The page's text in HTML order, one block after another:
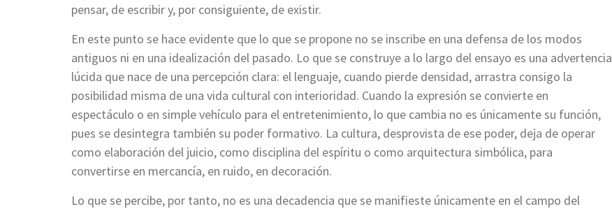
pensar, de escribir y, por consiguiente, de existir.
En este punto se hace evidente que lo que se propone no se inscribe en una defensa de los modos
antiguos ni en una idealización del pasado. Lo que se construye a lo largo del ensayo es una advertencia
lúcida que nace de una percepción clara: el lenguaje, cuando pierde densidad, arrastra consigo la
posibilidad misma de una vida cultural con interioridad. Cuando la expresión se convierte en
espectáculo o en simple vehículo para el entretenimiento, lo que cambia no es únicamente su función,
pues se desintegra también su poder formativo. La cultura, desprovista de ese poder, deja de operar
como elaboración del juicio, como disciplina del espíritu o como arquitectura simbólica, para
convertirse en mercancía, en ruido, en decoración.
Lo que se percibe, por tanto, no es una decadencia que se manifieste únicamente en el campo del